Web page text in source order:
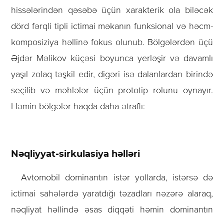
hissələrindən qəsəbə üçün xarakterik ola biləcək
dörd fərqli tipli ictimai məkanın funksional və həcm-
komposiziya həllinə fokus olunub. Bölgələrdən üçü
Əjdər Məlikov küçəsi boyunca yerləşir və davamlı
yaşıl zolaq təşkil edir, digəri isə dalanlardan birində
seçilib və məhlələr üçün prototip rolunu oynayır.
Həmin bölgələr haqda daha ətraflı:
Nəqliyyat-sirkulasiya həlləri
Avtomobil dominantın istər yollarda, istərsə də
ictimai sahələrdə yaratdığı təzadları nəzərə alaraq,
nəqliyat həllində əsas diqqəti həmin dominantın